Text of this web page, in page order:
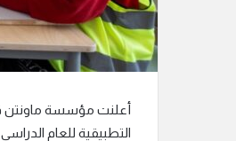
أعلنت مؤسسة ماونتن
التطبيقية للعام الدراسي الجديد